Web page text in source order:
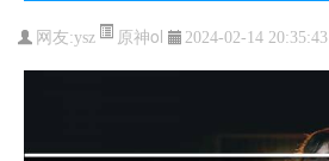
网友:ysz 原神ol 2024-02-14 20:35:43